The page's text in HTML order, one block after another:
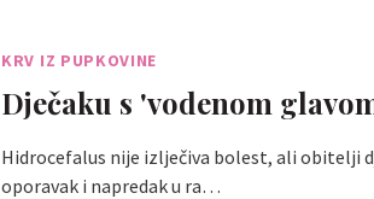
KRV IZ PUPKOVINE
Dječaku s 'vodenom
Hidrocefalus nije izlječiva bolest, ali obitelji
oporavak i napredak u ra…